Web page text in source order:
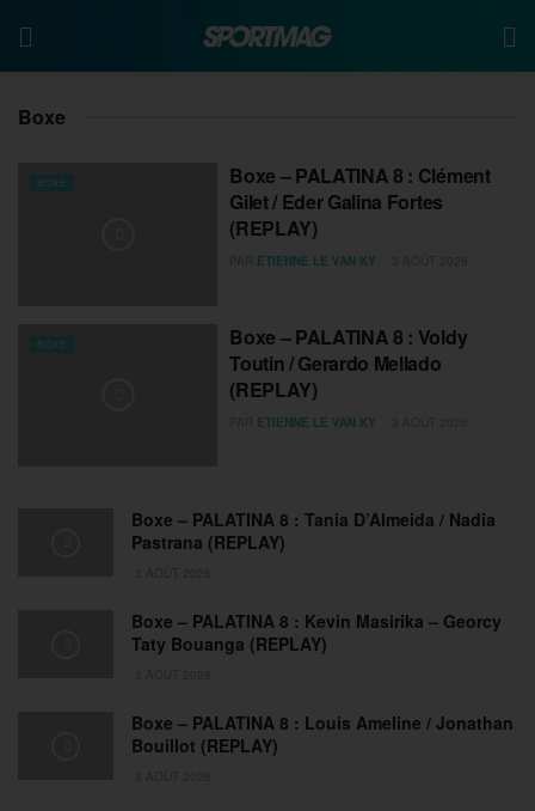
Boxe
BOXE
Boxe – PALATINA 8 : Clément
Gilet / Eder Galina Fortes
(REPLAY)
ETIENNE LE VAN KY
BOXE
Boxe – PALATINA 8 : Voldy
Toutin / Gerardo Mellado
(REPLAY)
ETIENNE LE VAN KY
Boxe – PALATINA 8 : Tania D’Almeida / Nadia
Pastrana (REPLAY)
Boxe – PALATINA 8 : Kevin Masirika – Georcy
Taty Bouanga (REPLAY)
Boxe – PALATINA 8 : Louis Ameline / Jonathan
Bouillot (REPLAY)